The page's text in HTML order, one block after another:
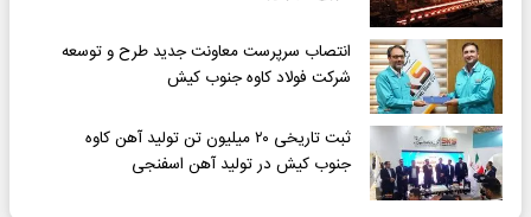
انتصاب سرپرست معاونت جدید طرح و توسعه
شرکت فولاد کاوه جنوب کیش
ثبت تاریخی ۲۰ میلیون تن تولید آهن کاوه
جنوب کیش در تولید آهن اسفنجی